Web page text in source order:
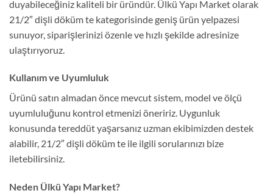
duyabileceğiniz kaliteli bir üründür. Ülkü Yapı Market olarak
21/2″ dişli döküm te kategorisinde geniş ürün yelpazesi
sunuyor, siparişlerinizi özenle ve hızlı şekilde adresinize
ulaştırıyoruz.
Kullanım ve Uyumluluk
Ürünü satın almadan önce mevcut sistem, model ve ölçü
uyumluluğunu kontrol etmenizi öneririz. Uygunluk
konusunda tereddüt yaşarsanız uzman ekibimizden destek
alabilir, 21/2″ dişli döküm te ile ilgili sorularınızı bize
iletebilirsiniz.
Neden Ülkü Yapı Market?